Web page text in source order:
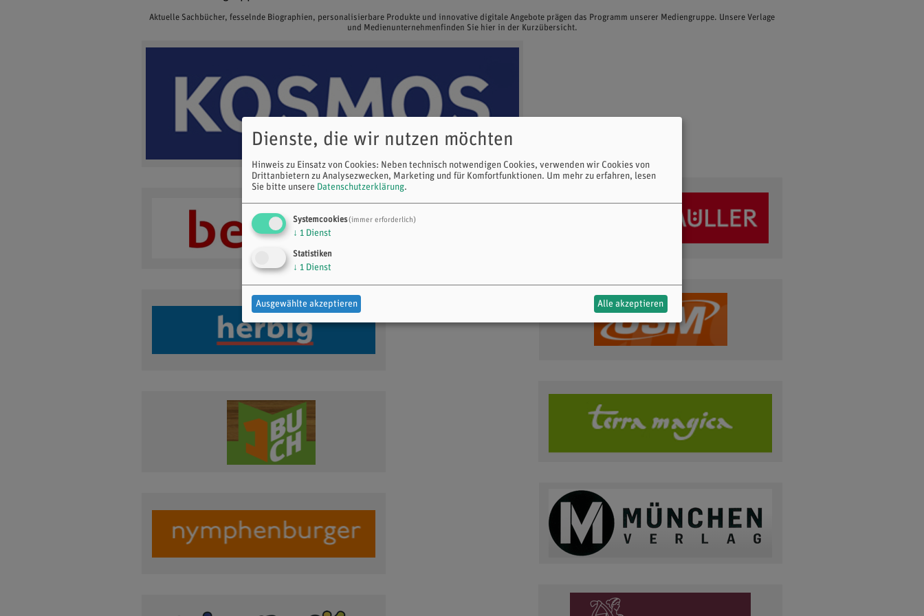
Aktuelle Sachbücher, fesselnde Biographien, personalisierbare Produkte und innovative digitale Angebote prägen das Programm unserer Mediengruppe. Unsere Verlage
und Medienunternehmenfinden Sie hier in der Kurzübersicht.
Dienste, die wir nutzen möchten
Hinweis zu Einsatz von Cookies: Neben technisch notwendigen Cookies, verwenden wir Cookies von
Drittanbietern zu Analysezwecken, Marketing und für Komfortfunktionen. Um mehr zu erfahren, lesen
Sie bitte unsere Datenschutzerklärung.
Systemcookies(immer erforderlich)
↓ 1 Dienst
Statistiken
↓ 1 Dienst
Ausgewählte akzeptieren Alle akzeptieren